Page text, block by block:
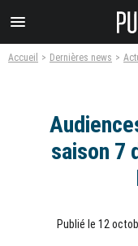
menu
Accueil Dernières news
saison 7
Publié le 12